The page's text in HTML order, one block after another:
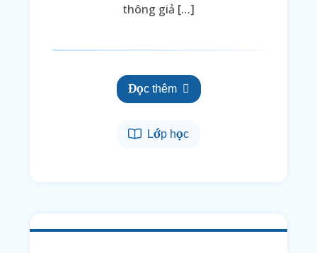
thông giả […]
Đọc thêm
Lớp học